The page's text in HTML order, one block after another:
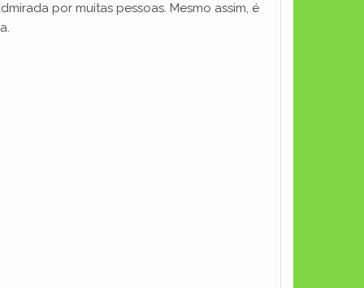
por muitas pessoas. Mesmo assim, é